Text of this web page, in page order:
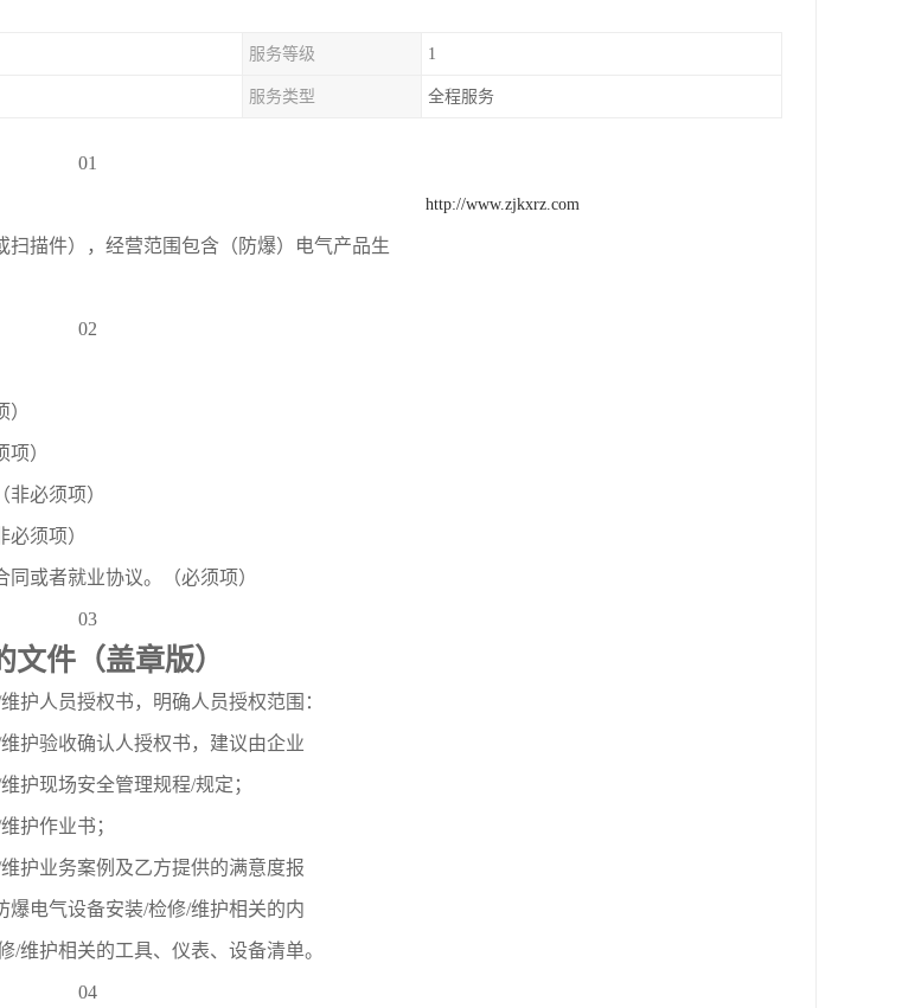
服务等级 1
服务类型 全程服务
01
扫描件），经营范围包含（防爆）电气产品生
02
）
必须项）
须项）
或者就业协议。（必须项）
03
件（盖章版）
护人员授权书，明确人员授权范围：
护验收确认人授权书，建议由企业
护现场安全管理规程/规定；
护作业书；
护业务案例及乙方提供的满意度报
爆电气设备安装/检修/维护相关的内
/维护相关的工具、仪表、设备清单。
04
http://www.zjkxrz.com